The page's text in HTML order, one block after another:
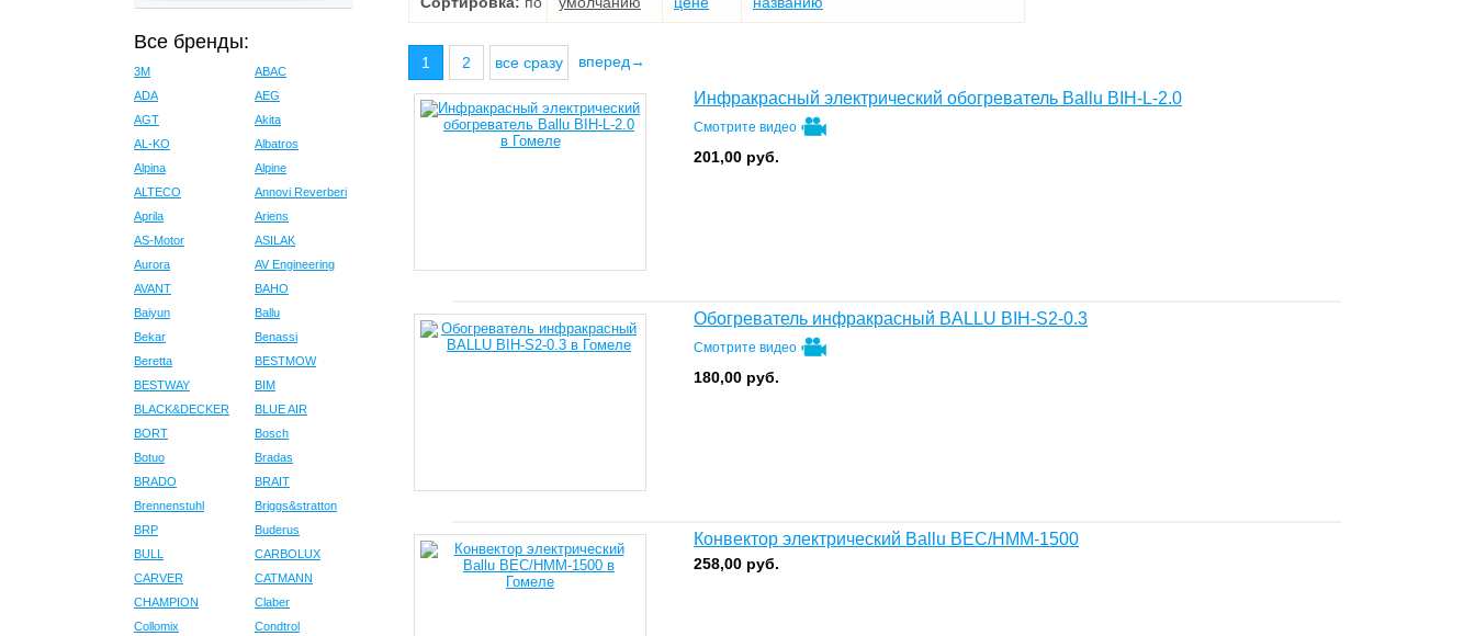
Все бренды:
3M
ABAC
ADA
AEG
AGT
Akita
AL-KO
Albatros
Alpina
Alpine
ALTECO
Annovi Reverberi
Aprila
Ariens
AS-Motor
ASILAK
Aurora
AV Engineering
AVANT
BAHO
Baiyun
Ballu
Bekar
Benassi
Beretta
BESTMOW
BESTWAY
BIM
BLACK&DECKER
BLUE AIR
BORT
Bosch
Botuo
Bradas
BRADO
BRAIT
Brennenstuhl
Briggs&stratton
BRP
Buderus
BULL
CARBOLUX
CARVER
CATMANN
CHAMPION
Claber
Collomix
Condtrol
1 2 все сразу вперед→
Инфракрасный электрический обогреватель Ballu BIH-L-2.0
Смотрите видео
201,00 руб.
Обогреватель инфракрасный BALLU BIH-S2-0.3
Смотрите видео
180,00 руб.
Конвектор электрический Ballu BEC/HMM-1500
258,00 руб.